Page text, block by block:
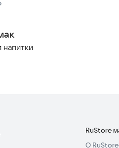
ближайшую точку для
прямо сейчас и попробуй
напитки
RuStore
О RuStore